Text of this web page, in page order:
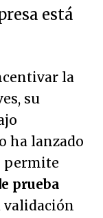
está
la
su
ha lanzado
permite
prueba
validación